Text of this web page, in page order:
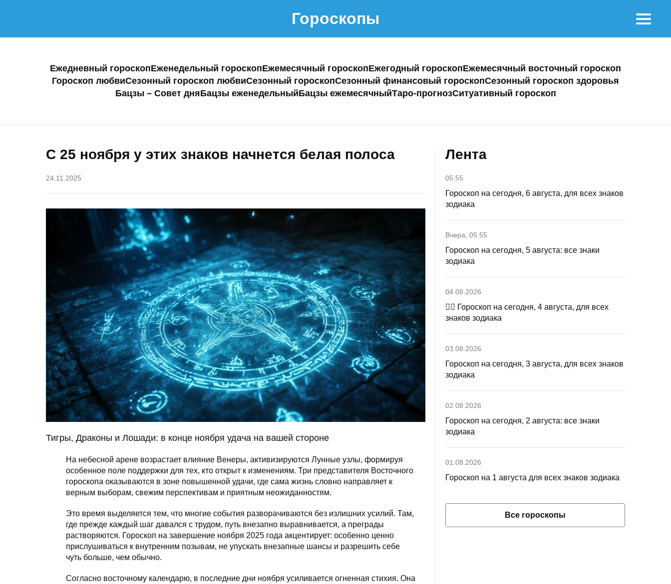
Гороскопы
Ежедневный гороскопЕженедельный гороскопЕжемесячный гороскопЕжегодный гороскопЕжемесячный восточный гороскоп
Гороскоп любвиСезонный гороскоп любвиСезонный гороскопСезонный финансовый гороскопСезонный гороскоп здоровья
Бацзы – Совет дняБацзы еженедельныйБацзы ежемесячныйТаро-прогнозСитуативный гороскоп
С 25 ноября у этих знаков начнется белая полоса
24.11.2025
Тигры, Драконы и Лошади: в конце ноября удача на вашей стороне
На небесной арене возрастает влияние Венеры, активизируются Лунные узлы, формируя
особенное поле поддержки для тех, кто открыт к изменениям. Три представителя Восточного
гороскопа оказываются в зоне повышенной удачи, где сама жизнь словно направляет к
верным выборам, свежим перспективам и приятным неожиданностям.
Это время выделяется тем, что многие события разворачиваются без излишних усилий. Там,
где прежде каждый шаг давался с трудом, путь внезапно выравнивается, а преграды
растворяются. Гороскоп на завершение ноября 2025 года акцентирует: особенно ценно
прислушиваться к внутренним позывам, не упускать внезапные шансы и разрешить себе
чуть больше, чем обычно.
Согласно восточному календарю, в последние дни ноября усиливается огненная стихия. Она
Лента
05:55
Гороскоп на сегодня, 6 августа, для всех знаков
зодиака
Вчера, 05:55
Гороскоп на сегодня, 5 августа: все знаки
зодиака
04.08.2026
🧙‍♀ Гороскоп на сегодня, 4 августа, для всех
знаков зодиака
03.08.2026
Гороскоп на сегодня, 3 августа, для всех знаков
зодиака
02.08.2026
Гороскоп на сегодня, 2 августа: все знаки
зодиака
01.08.2026
Гороскоп на 1 августа для всех знаков зодиака
Все гороскопы